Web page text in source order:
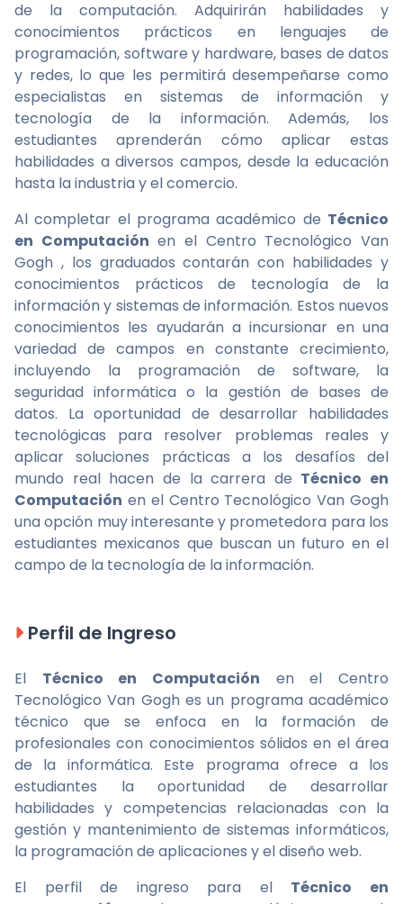
de la computación. Adquirirán habilidades y
conocimientos prácticos en lenguajes de
programación, software y hardware, bases de datos
y redes, lo que les permitirá desempeñarse como
especialistas en sistemas de información y
tecnología de la información. Además, los
estudiantes aprenderán cómo aplicar estas
habilidades a diversos campos, desde la educación
hasta la industria y el comercio.
Al completar el programa académico de Técnico
en Computación en el Centro Tecnológico Van
Gogh , los graduados contarán con habilidades y
conocimientos prácticos de tecnología de la
información y sistemas de información. Estos nuevos
conocimientos les ayudarán a incursionar en una
variedad de campos en constante crecimiento,
incluyendo la programación de software, la
seguridad informática o la gestión de bases de
datos. La oportunidad de desarrollar habilidades
tecnológicas para resolver problemas reales y
aplicar soluciones prácticas a los desafíos del
mundo real hacen de la carrera de Técnico en
Computación en el Centro Tecnológico Van Gogh
una opción muy interesante y prometedora para los
estudiantes mexicanos que buscan un futuro en el
campo de la tecnología de la información.
Perfil de Ingreso
El Técnico en Computación en el Centro
Tecnológico Van Gogh es un programa académico
técnico que se enfoca en la formación de
profesionales con conocimientos sólidos en el área
de la informática. Este programa ofrece a los
estudiantes la oportunidad de desarrollar
habilidades y competencias relacionadas con la
gestión y mantenimiento de sistemas informáticos,
la programación de aplicaciones y el diseño web.
El perfil de ingreso para el Técnico en